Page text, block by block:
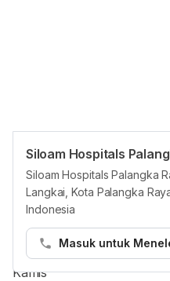
Siloam Hospitals
Siloam Hospitals Palangka
Langkai, Kota Palangka
Indonesia
Masuk untuk
Jam reguler
Senin
Rabu
Kamis